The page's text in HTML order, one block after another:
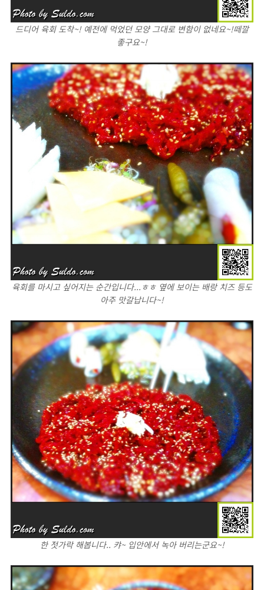
드디어 육회 도착~! 예전에 먹었던 모양 그대로 변함이 없네요~!떼깔
좋구요~!
육회를 마시고 싶어지는 순간입니다...ㅎㅎ 옆에 보이는 배랑 치즈 등도
아주 맛갈납니다~!
한 젓가락 해봅니다.. 캬~ 입안에서 녹아 버리는군요~!